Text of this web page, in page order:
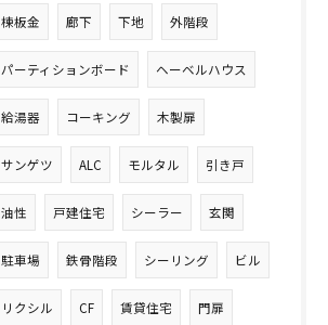
棟板金 廊下 下地 外階段
パーティションボード ヘーベルハウス
給湯器 コーキング 木製扉
サンゲツ ALC モルタル 引き戸
油性 戸建住宅 シーラー 玄関
駐車場 鉄骨階段 シーリング ビル
リクシル CF 賃貸住宅 門扉